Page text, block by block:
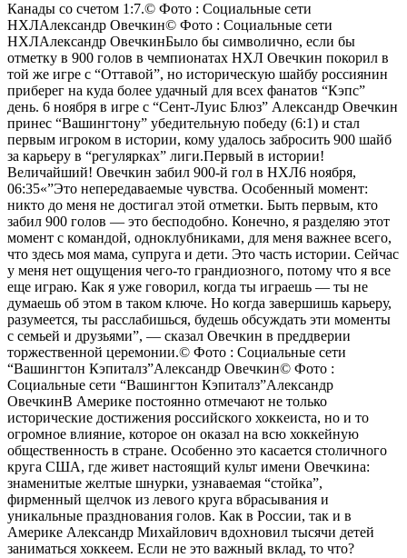
Канады со счетом 1:7.© Фото : Социальные сети
НХЛАлександр Овечкин© Фото : Социальные сети
НХЛАлександр ОвечкинБыло бы символично, если бы
отметку в 900 голов в чемпионатах НХЛ Овечкин покорил в
той же игре с “Оттавой”, но историческую шайбу россиянин
приберег на куда более удачный для всех фанатов “Кэпс”
день. 6 ноября в игре с “Сент-Луис Блюз” Александр Овечкин
принес “Вашингтону” убедительную победу (6:1) и стал
первым игроком в истории, кому удалось забросить 900 шайб
за карьеру в “регулярках” лиги.Первый в истории!
Величайший! Овечкин забил 900-й гол в НХЛ6 ноября,
06:35«”Это непередаваемые чувства. Особенный момент:
никто до меня не достигал этой отметки. Быть первым, кто
забил 900 голов — это бесподобно. Конечно, я разделяю этот
момент с командой, одноклубниками, для меня важнее всего,
что здесь моя мама, супруга и дети. Это часть истории. Сейчас
у меня нет ощущения чего-то грандиозного, потому что я все
еще играю. Как я уже говорил, когда ты играешь — ты не
думаешь об этом в таком ключе. Но когда завершишь карьеру,
разумеется, ты расслабишься, будешь обсуждать эти моменты
с семьей и друзьями”, — сказал Овечкин в преддверии
торжественной церемонии.© Фото : Социальные сети
“Вашингтон Кэпиталз”Александр Овечкин© Фото :
Социальные сети “Вашингтон Кэпиталз”Александр
ОвечкинВ Америке постоянно отмечают не только
исторические достижения российского хоккеиста, но и то
огромное влияние, которое он оказал на всю хоккейную
общественность в стране. Особенно это касается столичного
круга США, где живет настоящий культ имени Овечкина:
знаменитые желтые шнурки, узнаваемая “стойка”,
фирменный щелчок из левого круга вбрасывания и
уникальные празднования голов. Как в России, так и в
Америке Александр Михайлович вдохновил тысячи детей
заниматься хоккеем. Если не это важный вклад, то что?